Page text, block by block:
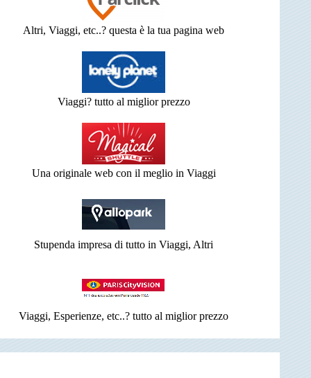
Altri, Viaggi, etc..? questa è la tua pagina web
Viaggi? tutto al miglior prezzo
Una originale web con il meglio in Viaggi
Stupenda impresa di tutto in Viaggi, Altri
Viaggi, Esperienze, etc..? tutto al miglior prezzo